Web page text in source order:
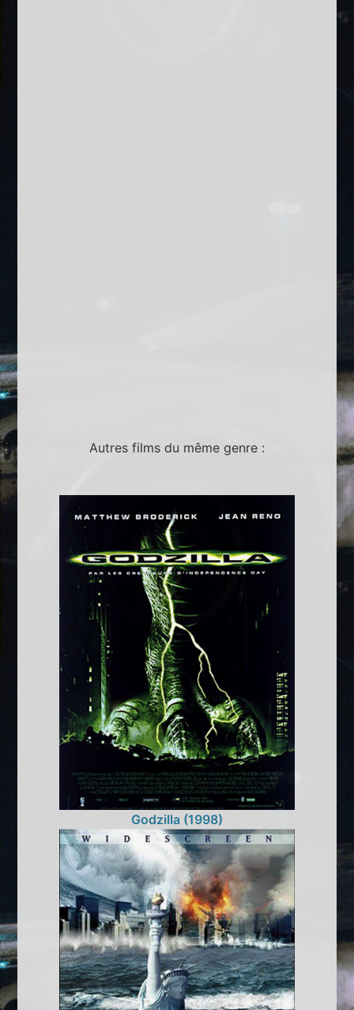
Autres films du même genre :
Godzilla (1998)